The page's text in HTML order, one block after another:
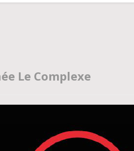
Le Complexe